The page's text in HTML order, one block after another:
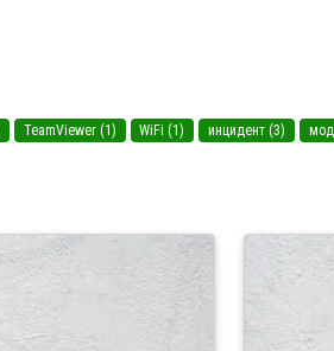
TeamViewer (1) WiFi (1) инцидент (3)